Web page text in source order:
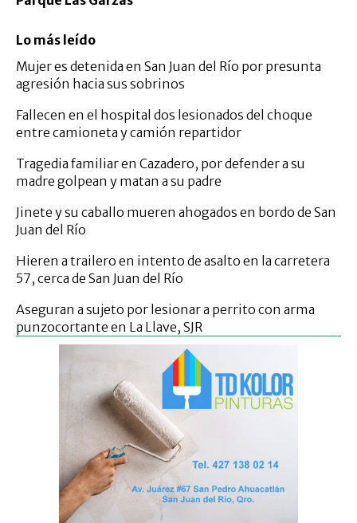
Lo más leído
Mujer es detenida en San Juan del Río por presunta
agresión hacia sus sobrinos
Fallecen en el hospital dos lesionados del choque
entre camioneta y camión repartidor
Tragedia familiar en Cazadero, por defender a su
madre golpean y matan a su padre
Jinete y su caballo mueren ahogados en bordo de San
Juan del Río
Hieren a trailero en intento de asalto en la carretera
57, cerca de San Juan del Río
Aseguran a sujeto por lesionar a perrito con arma
punzocortante en La Llave, SJR